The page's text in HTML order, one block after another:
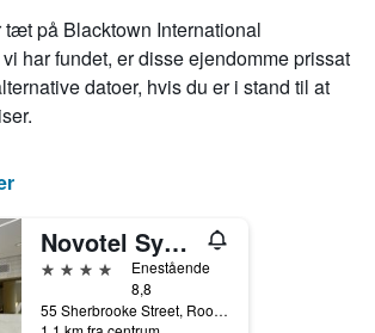
tæt på Blacktown International
har fundet, er disse ejendomme prissat
datoer, hvis du er i stand til at
Novotel Sydney West Hq
4 stjerner
Enestående
8,8
55 Sherbrooke Street, Rooty Hill, NSW, Australien